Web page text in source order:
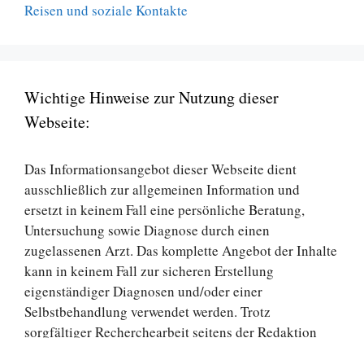
Reisen und soziale Kontakte
Wichtige Hinweise zur Nutzung dieser
Webseite:
Das Informationsangebot dieser Webseite dient
ausschließlich zur allgemeinen Information und
ersetzt in keinem Fall eine persönliche Beratung,
Untersuchung sowie Diagnose durch einen
zugelassenen Arzt. Das komplette Angebot der Inhalte
kann in keinem Fall zur sicheren Erstellung
eigenständiger Diagnosen und/oder einer
Selbstbehandlung verwendet werden. Trotz
sorgfältiger Recherchearbeit seitens der Redaktion